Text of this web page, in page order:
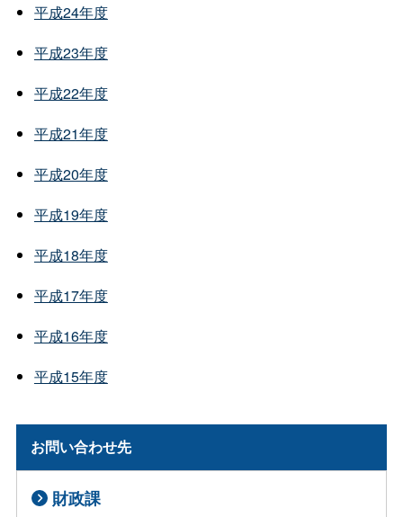
平成24年度
平成23年度
平成22年度
平成21年度
平成20年度
平成19年度
平成18年度
平成17年度
平成16年度
平成15年度
お問い合わせ先
財政課